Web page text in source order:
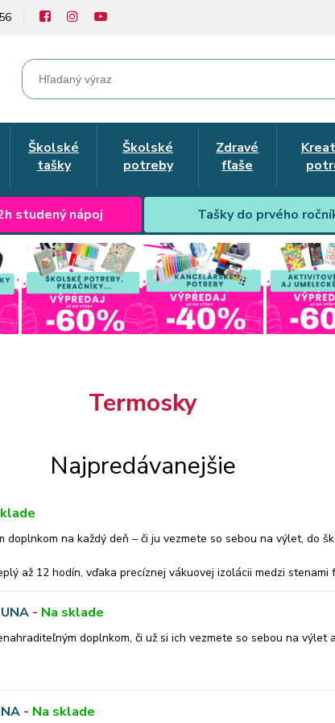
Školské
tašky
Školské
potreby
Zdravé
fľaše
studený nápoj Tašky do prvého
Termosky
Najpredávanejšie
na každý deň – či ju vezmete so sebou na výlet, do
až 12 hodín, vďaka precíznej vákuovej izolácii medzi stenami
(hrúbka steny: 0,4 – 0,4 mm), spĺňajúcej všetky európske
- Na sklade
doplnkom, či už si ich vezmete so sebou na výlet
v súlade s normami EÚ (hrúbka steny: 0,4 - 0,4 mm).
- Na sklade